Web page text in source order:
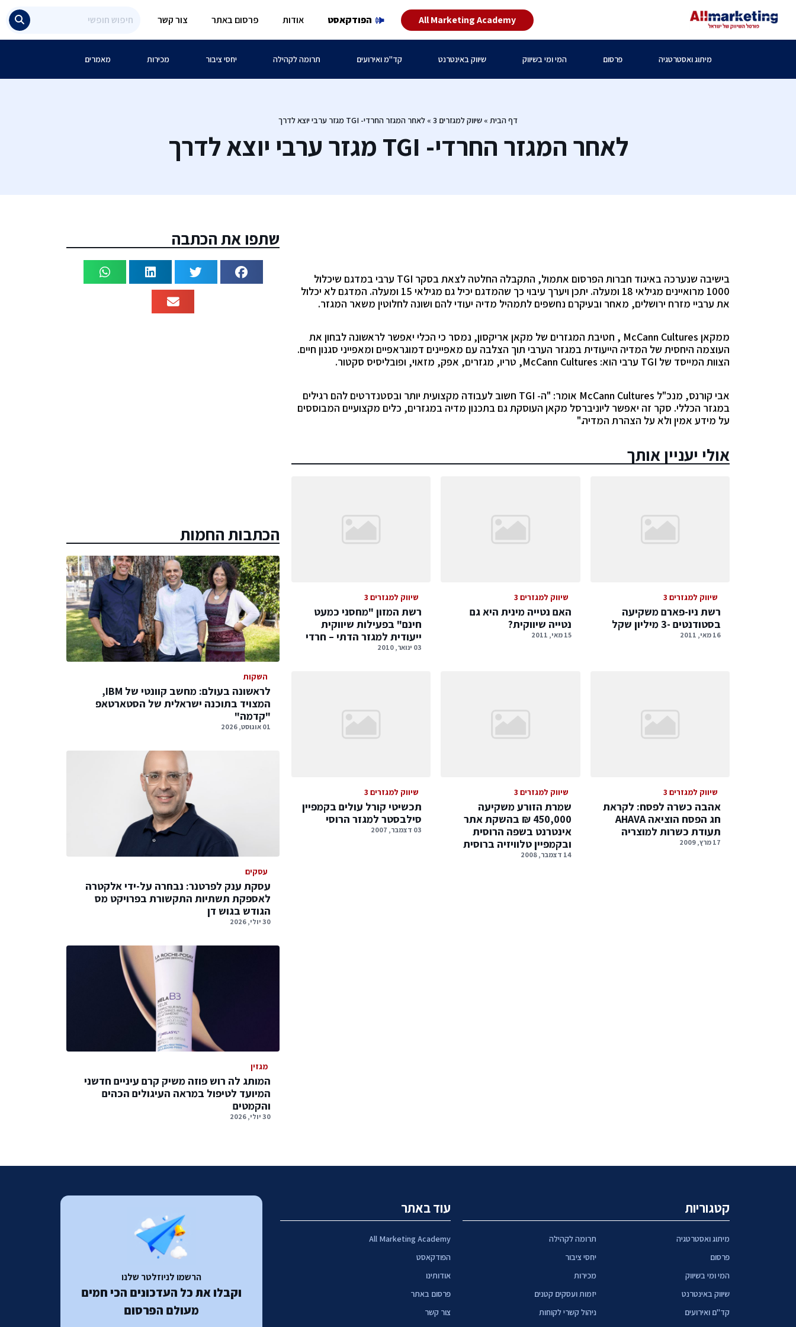
All Marketing Academy הפודקאסט אודות פרסום באתר צור קשר
מיתוג ואסטרטגיה פרסום המי ומי בשיווק שיווק באינטרנט קד"מ ואירועים תרומה לקהילה יחסי ציבור מכירות מאמרים
דף הבית » שיווק למגזרים 3 » לאחר המגזר החרדי- TGI מגזר ערבי יוצא לדרך
לאחר המגזר החרדי- TGI מגזר ערבי יוצא לדרך
בישיבה שנערכה באיגוד חברות הפרסום אתמול, התקבלה החלטה לצאת בסקר TGI ערבי במדגם שיכלול
1000 מרואיינים מגילאי 18 ומעלה. יתכן ויערך עיבוי כך שהמדגם יכיל גם מגילאי 15 ומעלה. המדגם לא יכלול
את ערביי מזרח ירושלים, מאחר ובעיקרם נחשפים לתמהיל מדיה יעודי להם ושונה לחלוטין משאר המגזר.
ממקאן McCann Cultures , חטיבת המגזרים של מקאן אריקסון, נמסר כי הכלי יאפשר לראשונה לבחון את
העוצמה היחסית של המדיה הייעודית במגזר הערבי תוך הצלבה עם מאפיינים דמוגראפיים ומאפייני סגנון חיים.
הצוות המייסד של TGI ערבי הוא: McCann Cultures, טריו, מגזרים, אפק, מזאוי, ופובליסיס סקטור.
אבי קורנס, מנכ"ל McCann Cultures אומר: "ה- TGI חשוב לעבודה מקצועית יותר ובסטנדרטים להם רגילים
במגזר הכללי. סקר זה יאפשר ליוניברסל מקאן העוסקת גם בתכנון מדיה במגזרים, כלים מקצועיים המבוססים
על מידע אמין ולא על הצהרת המדיה."
אולי יעניין אותך
שיווק למגזרים 3
רשת ניו-פארם משקיעה
בסטודנטים -3 מיליון שקל
16 מאי, 2011
שיווק למגזרים 3
האם נטייה מינית היא גם
נטייה שיווקית?
15 מאי, 2011
שיווק למגזרים 3
רשת המזון "מחסני כמעט
חינם" בפעילות שיווקית
ייעודית למגזר הדתי – חרדי
03 ינואר, 2010
שיווק למגזרים 3
אהבה כשרה לפסח: לקראת
חג הפסח הוציאה AHAVA
תעודת כשרות למוצריה
17 מרץ, 2009
שיווק למגזרים 3
שמרת הזורע משקיעה
450,000 ₪ בהשקת אתר
אינטרנט בשפה הרוסית
ובקמפיין טלוויזיה ברוסית
14 דצמבר, 2008
שיווק למגזרים 3
תכשיטי קורל עולים בקמפיין
סילבסטר למגזר הרוסי
03 דצמבר, 2007
שתפו את הכתבה
הכתבות החמות
השקות
לראשונה בעולם: מחשב קוונטי של IBM,
המצויד בתוכנה ישראלית של הסטארטאפ
"קדמה"
01 אוגוסט, 2026
עסקים
עסקת ענק לפרטנר: נבחרה על-ידי אלקטרה
לאספקת תשתיות התקשורת בפרויקט מס
הגודש בגוש דן
30 יולי, 2026
מגזין
המותג לה רוש פוזה משיק קרם עיניים חדשני
המיועד לטיפול במראה העיגולים הכהים
והקמטים
30 יולי, 2026
קטגוריות
מיתוג ואסטרטגיה
פרסום
המי ומי בשיווק
שיווק באינטרנט
קד"ם ואירועים
תרומה לקהילה
יחסי ציבור
מכירות
יזמות ועסקים קטנים
ניהול קשרי לקוחות
עוד באתר
All Marketing Academy
הפודקאסט
אודותינו
פרסום באתר
צור קשר
הרשמו לניוזלטר שלנו
וקבלו את כל העדכונים הכי חמים
מעולם הפרסום